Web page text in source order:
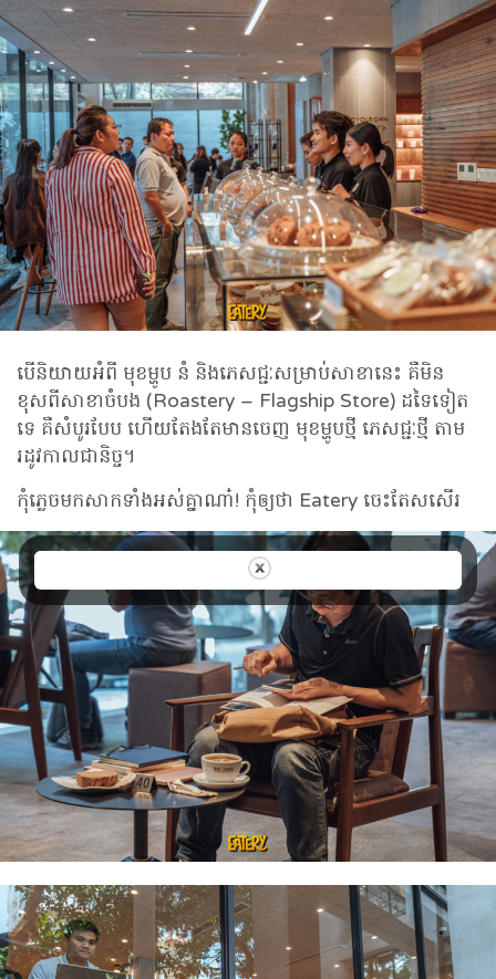
បើនិយាយអំពី មុខម្ហូប នំ និងភេសជ្ជៈសម្រាប់សាខានេះ គឺមិន
ខុសពីសាខាចំបង (Roastery – Flagship Store) ដទៃទៀត
ទេ គឺសំបូរបែប ហើយតែងតែមានចេញ មុខម្ហូបថ្មី ភេសជ្ជៈថ្មី តាម
រដូវកាលជានិច្ច។
កុំភ្លេចមកសាកទាំងអស់គ្នាណា៎! កុំឲ្យថា Eatery ចេះតែសសើរ